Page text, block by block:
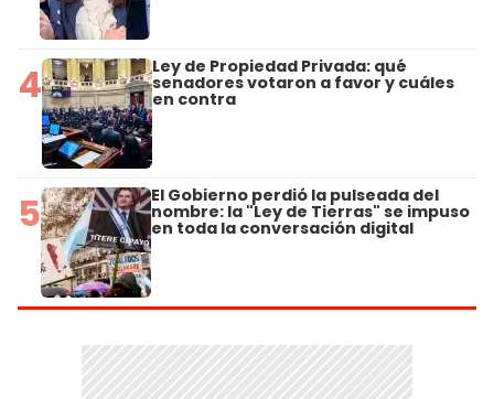
4 Ley de Propiedad Privada: qué
senadores votaron a favor y cuáles
en contra
5 El Gobierno perdió la pulseada del
nombre: la "Ley de Tierras" se impuso
en toda la conversación digital